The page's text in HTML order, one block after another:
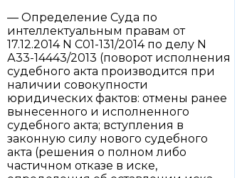
— Определение Суда по
интеллектуальным правам от
17.12.2014 N С01-131/2014 по делу N
А33-14443/2013 (поворот исполнения
судебного акта производится при
наличии совокупности
юридических фактов: отмены ранее
вынесенного и исполненного
судебного акта; вступления в
законную силу нового судебного
акта (решения о полном либо
частичном отказе в иске,